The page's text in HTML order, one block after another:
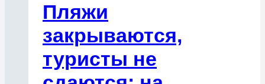
Пляжи
закрываются,
туристы не